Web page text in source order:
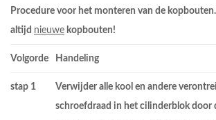
Procedure voor het monteren van de kopbouten
altijd nieuwe kopbouten!
Volgorde Handeling
stap 1
Verwijder alle kool en andere
schroefdraad in het cilinderblok door